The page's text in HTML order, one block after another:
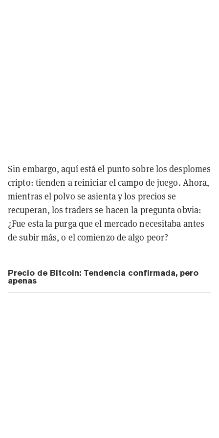
Sin embargo, aquí está el punto sobre los desplomes
cripto: tienden a reiniciar el campo de juego. Ahora,
mientras el polvo se asienta y los precios se
recuperan, los traders se hacen la pregunta obvia:
¿Fue esta la purga que el mercado necesitaba antes
de subir más, o el comienzo de algo peor?
Precio de Bitcoin: Tendencia confirmada, pero
apenas